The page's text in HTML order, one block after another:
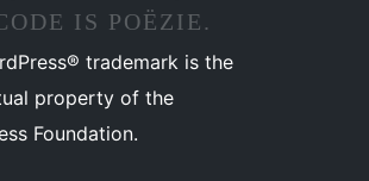
IS POËZIE.
trademark is the
property of the
Foundation.